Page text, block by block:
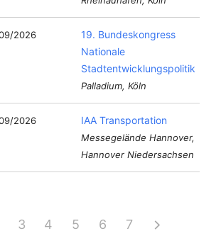
2026
19. Bundeskongress
Nationale
Stadtentwicklungspolitik
Palladium, Köln
2026
IAA Transportation
Messegelände Hannover,
Hannover Niedersachsen
3 4 5 6 7